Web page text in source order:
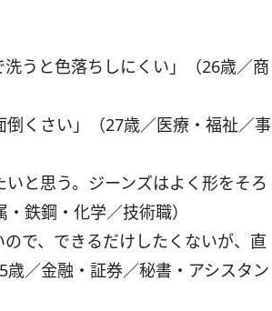
うと色落ちしにくい」（26歳／商
くさい」（27歳／医療・福祉／事
と思う。ジーンズはよく形をそろ
鉄鋼・化学／技術職）
で、できるだけしたくないが、直
／金融・証券／秘書・アシスタン